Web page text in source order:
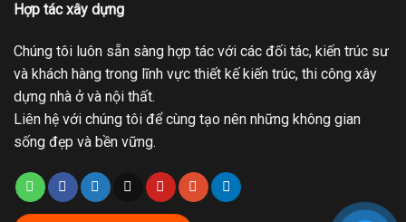
Hợp tác xây dựng
Chúng tôi luôn sẵn sàng hợp tác với các đối tác, kiến trúc sư
và khách hàng trong lĩnh vực thiết kế kiến trúc, thi công xây
dựng nhà ở và nội thất.
Liên hệ với chúng tôi để cùng tạo nên những không gian
sống đẹp và bền vững.